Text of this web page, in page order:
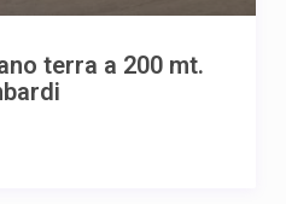
terra a 200 mt.